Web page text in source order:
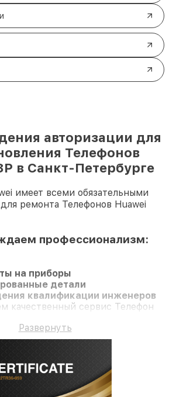
авторизации для
Телефонов
в Санкт-Петербурге
имеет всеми обязательными
ремонта Телефонов Huawei
профессионализм:
на приборы
детали
квалификации инженеров
качественный сервис Телефон
Развернуть